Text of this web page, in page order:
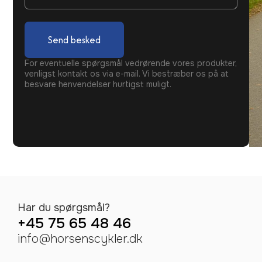
Send besked
For eventuelle spørgsmål vedrørende vores produkter,
venligst kontakt os via e-mail. Vi bestræber os på at
besvare henvendelser hurtigst muligt.
Har du spørgsmål?
+45 75 65 48 46
info@horsenscykler.dk